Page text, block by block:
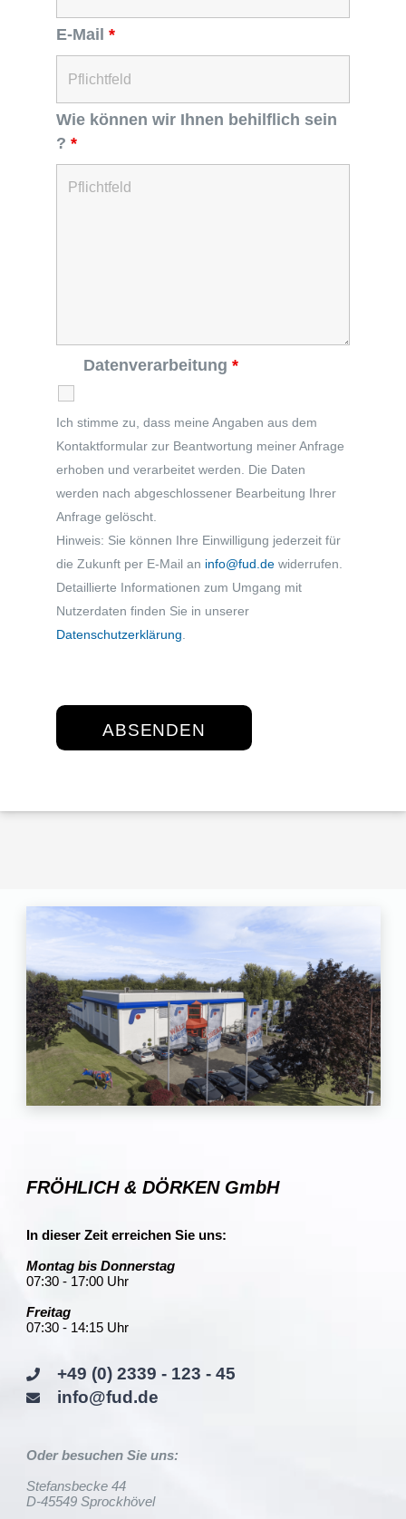
E-Mail *
Wie können wir Ihnen behilflich sein
? *
Datenverarbeitung *
Ich stimme zu, dass meine Angaben aus dem
Kontaktformular zur Beantwortung meiner Anfrage
erhoben und verarbeitet werden. Die Daten
werden nach abgeschlossener Bearbeitung Ihrer
Anfrage gelöscht.
Hinweis: Sie können Ihre Einwilligung jederzeit für
die Zukunft per E‑Mail an info@fud.de widerrufen.
Detaillierte Informationen zum Umgang mit
Nutzerdaten finden Sie in unserer
Datenschutzerklärung
FRÖHLICH & DÖRKEN GmbH
In dieser Zeit erreichen Sie uns:
Montag bis Donnerstag
07:30 - 17:00 Uhr
Freitag
07:30 - 14:15 Uhr
+49 (0) 2339 - 123 - 45
info@fud.de
Oder besuchen Sie uns:
Stefansbecke 44
D-45549 Sprockhövel